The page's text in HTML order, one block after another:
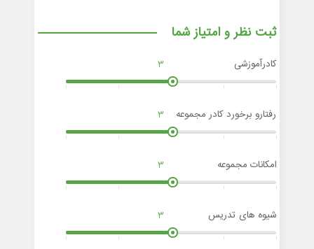
ثبت نظر و امتیاز شما
کادرآموزشی 3
رفتارو برخورد کادر مجموعه 3
امکانات مجموعه 3
شیوه های تدریس 3